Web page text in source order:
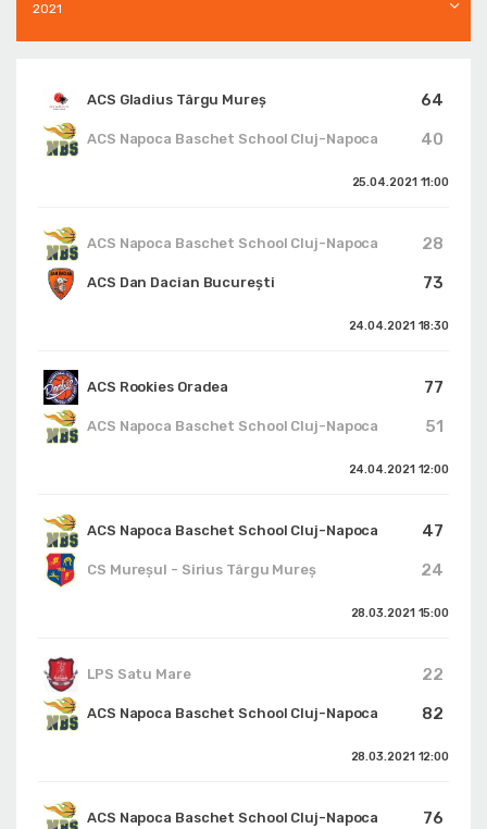
2021
ACS Gladius Târgu Mureș
64
40
ACS Napoca Baschet School Cluj-Napoca
25.04.2021 11:00
ACS Napoca Baschet School Cluj-Napoca
28
73
ACS Dan Dacian București
24.04.2021 18:30
ACS Rookies Oradea
77
51
ACS Napoca Baschet School Cluj-Napoca
24.04.2021 12:00
ACS Napoca Baschet School Cluj-Napoca
47
24
CS Mureșul - Sirius Târgu Mureș
28.03.2021 15:00
LPS Satu Mare
22
82
ACS Napoca Baschet School Cluj-Napoca
28.03.2021 12:00
ACS Napoca Baschet School Cluj-Napoca
76